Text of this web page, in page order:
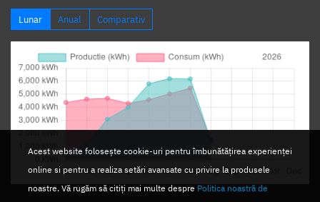
Acest website folosește cookie-uri pentru îmbunătățirea experienței
online si pentru a realiza setări avansate cu privire la produsele
noastre. Vă rugăm să citiți mai multe despre Politica noastră de
Lunar Anual Comparativ